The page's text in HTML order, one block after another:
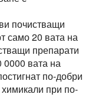
почистващи
само 20 вата на
препарати
0000 вата на
по-добри
химикали при по-